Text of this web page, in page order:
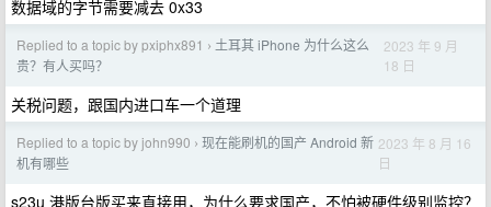
数据域的字节需要减去 0x33
Replied to a topic by pxiphx891 › 土耳其 iPhone 为什么这么
贵？有人买吗？
2023 年 9 月
18 日
关税问题，跟国内进口车一个道理
Replied to a topic by john990 › 现在能刷机的国产 Android 新
机有哪些
2023 年 8 月 16
日
s23u 港版台版买来直接用，为什么要求国产，不怕被硬件级别监控？